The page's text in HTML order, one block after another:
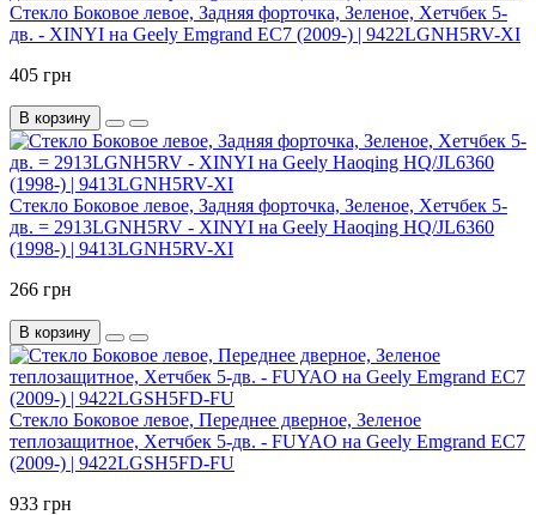
Стекло Боковое левое, Задняя форточка, Зеленое, Хетчбек 5-
дв. - XINYI на Geely Emgrand EC7 (2009-) | 9422LGNH5RV-XI
405 грн
В корзину
Стекло Боковое левое, Задняя форточка, Зеленое, Хетчбек 5-
дв. = 2913LGNH5RV - XINYI на Geely Haoqing HQ/JL6360
(1998-) | 9413LGNH5RV-XI
266 грн
В корзину
Стекло Боковое левое, Переднее дверное, Зеленое
теплозащитное, Хетчбек 5-дв. - FUYAO на Geely Emgrand EC7
(2009-) | 9422LGSH5FD-FU
933 грн